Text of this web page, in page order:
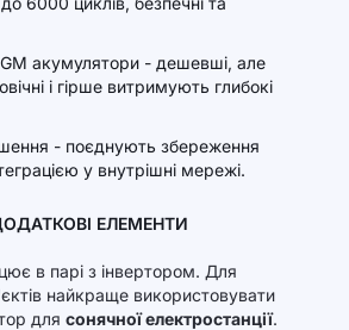
акумулятори - дешевші, але
і гірше витримують глибокі
- поєднують збереження
у внутрішні мережі.
ЕЛЕМЕНТИ
в парі з інвертором. Для
найкраще використовувати
для сонячної електростанції.